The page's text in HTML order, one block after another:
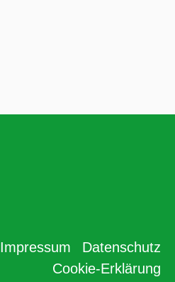
Impressum
Datenschutz
Cookie-Erklärung